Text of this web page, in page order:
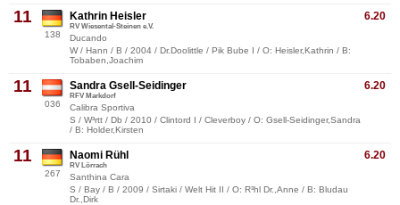
11
138
6.20
Kathrin Heisler
RV Wiesental-Steinen e.V.
Ducando
W / Hann / B / 2004 / Dr.Doolittle / Pik Bube I / O: Heisler,Kathrin / B:
Tobaben,Joachim
11
036
6.20
Sandra Gsell-Seidinger
RFV Markdorf
Calibra Sportiva
S / W³rtt / Db / 2010 / Clintord I / Cleverboy / O: Gsell-Seidinger,Sandra
/ B: Holder,Kirsten
11
267
6.20
Naomi Rühl
RV Lörrach
Santhina Cara
S / Bay / B / 2009 / Sirtaki / Welt Hit II / O: R³hl Dr.,Anne / B: Bludau
Dr.,Dirk